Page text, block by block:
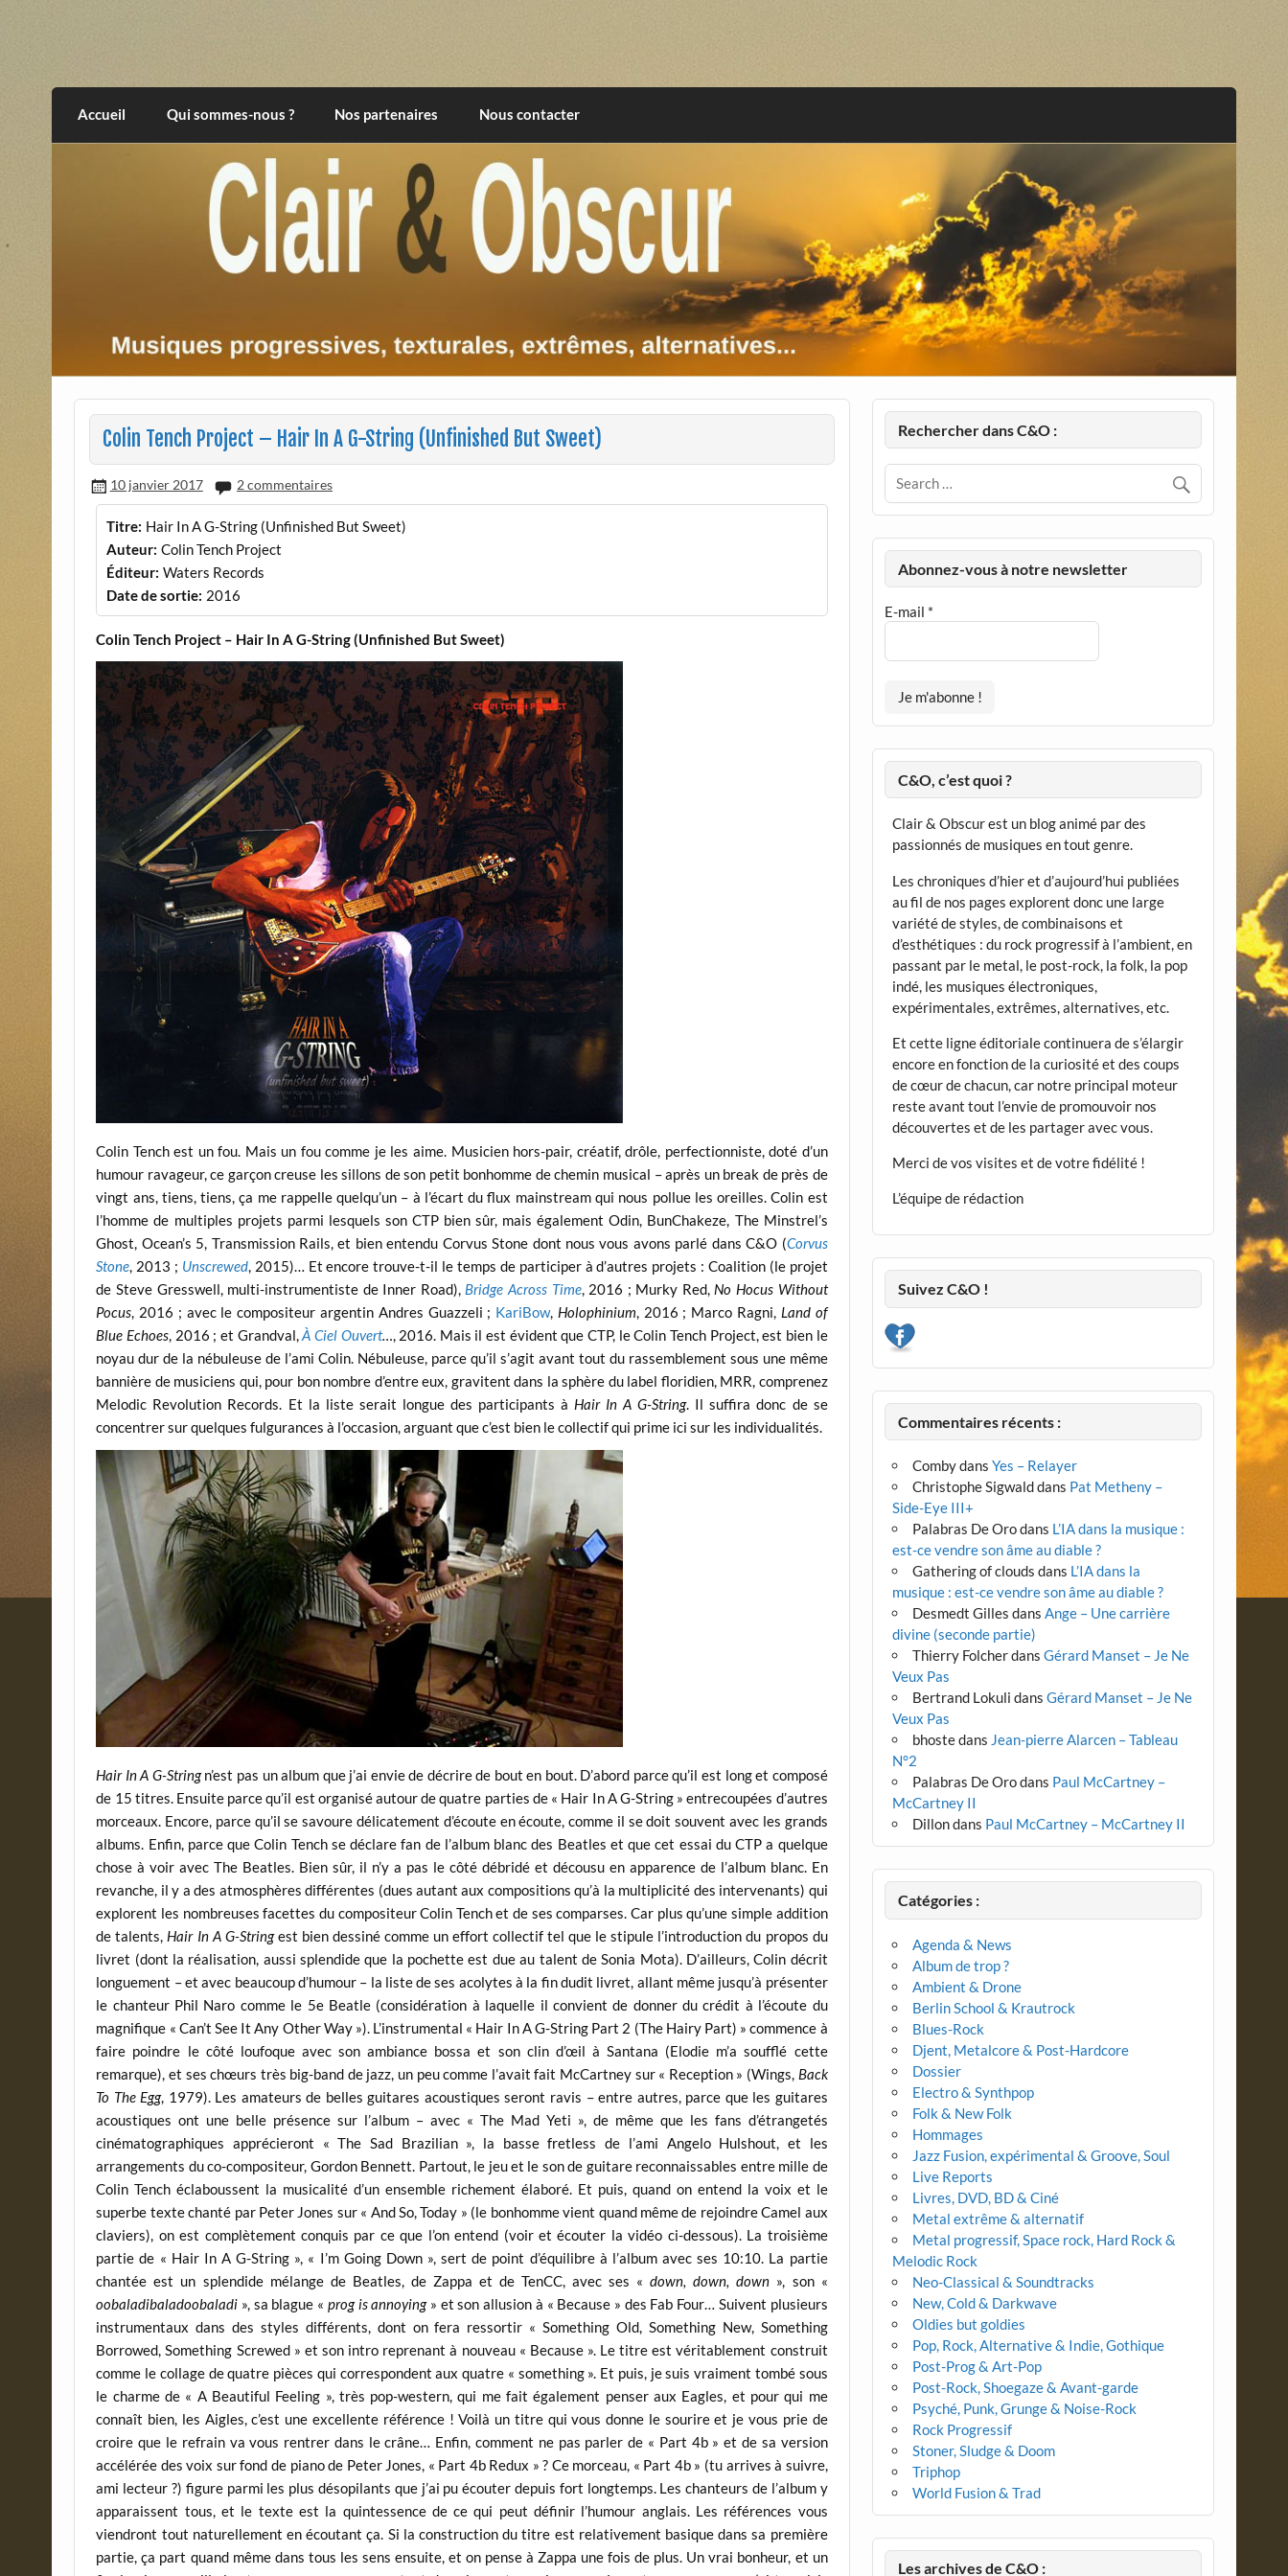
Clair et Obscur
Accueil Qui sommes-nous ? Nos partenaires Nous contacter
Colin Tench Project – Hair In A G-String (Unfinished But Sweet)
10 janvier 2017 2 commentaires
Titre: Hair In A G-String (Unfinished But Sweet)
Auteur: Colin Tench Project
Éditeur: Waters Records
Date de sortie: 2016
Colin Tench Project – Hair In A G-String (Unfinished But Sweet)
Colin Tench est un fou. Mais un fou comme je les aime. Musicien hors-pair, créatif, drôle, perfectionniste, doté d’un
humour ravageur, ce garçon creuse les sillons de son petit bonhomme de chemin musical – après un break de près de
vingt ans, tiens, tiens, ça me rappelle quelqu’un – à l’écart du flux mainstream qui nous pollue les oreilles. Colin est
l’homme de multiples projets parmi lesquels son CTP bien sûr, mais également Odin, BunChakeze, The Minstrel’s
Ghost, Ocean’s 5, Transmission Rails, et bien entendu Corvus Stone dont nous vous avons parlé dans C&O (Corvus
Stone, 2013 ; Unscrewed, 2015)… Et encore trouve-t-il le temps de participer à d’autres projets : Coalition (le projet
de Steve Gresswell, multi-instrumentiste de Inner Road), Bridge Across Time, 2016 ; Murky Red, No Hocus Without
Pocus, 2016 ; avec le compositeur argentin Andres Guazzeli ; KariBow, Holophinium, 2016 ; Marco Ragni, Land of
Blue Echoes, 2016 ; et Grandval,À Ciel Ouvert…, 2016. Mais il est évident que CTP, le Colin Tench Project, est bien le
noyau dur de la nébuleuse de l’ami Colin. Nébuleuse, parce qu’il s’agit avant tout du rassemblement sous une même
bannière de musiciens qui, pour bon nombre d’entre eux, gravitent dans la sphère du label floridien, MRR, comprenez
Melodic Revolution Records. Et la liste serait longue des participants à Hair In A G-String. Il suffira donc de se
concentrer sur quelques fulgurances à l’occasion, arguant que c’est bien le collectif qui prime ici sur les individualités.
Hair In A G-Stringn’est pas un album que j’ai envie de décrire de bout en bout. D’abord parce qu’il est long et composé
de 15 titres. Ensuite parce qu’il est organisé autour de quatre parties de « Hair In A G-String » entrecoupées d’autres
morceaux. Encore, parce qu’il se savoure délicatement d’écoute en écoute, comme il se doit souvent avec les grands
albums. Enfin, parce que Colin Tench se déclare fan de l’album blanc des Beatles et que cet essai du CTP a quelque
chose à voir avec The Beatles. Bien sûr, il n’y a pas le côté débridé et décousu en apparence de l’album blanc. En
revanche, il y a des atmosphères différentes (dues autant aux compositions qu’à la multiplicité des intervenants) qui
explorent les nombreuses facettes du compositeur Colin Tench et de ses comparses. Car plus qu’une simple addition
de talents, Hair In A G-Stringest bien dessiné comme un effort collectif tel que le stipule l’introduction du propos du
livret (dont la réalisation, aussi splendide que la pochette est due au talent de Sonia Mota). D’ailleurs, Colin décrit
longuement – et avec beaucoup d’humour – la liste de ses acolytes à la fin dudit livret, allant même jusqu’à présenter
le chanteur Phil Naro comme le 5e Beatle (considération à laquelle il convient de donner du crédit à l’écoute du
magnifique « Can’t See It Any Other Way »). L’instrumental « Hair In A G-String Part 2 (The Hairy Part) » commence à
faire poindre le côté loufoque avec son ambiance bossa et son clin d’œil à Santana (Elodie m’a soufflé cette
remarque), et ses chœurs très big-band de jazz, un peu comme l’avait fait McCartney sur « Reception » (Wings, Back
To The Egg, 1979). Les amateurs de belles guitares acoustiques seront ravis – entre autres, parce que les guitares
acoustiques ont une belle présence sur l’album – avec « The Mad Yeti », de même que les fans d’étrangetés
cinématographiques apprécieront « The Sad Brazilian », la basse fretless de l’ami Angelo Hulshout, et les
arrangements du co-compositeur, Gordon Bennett. Partout, le jeu et le son de guitare reconnaissables entre mille de
Colin Tench éclaboussent la musicalité d’un ensemble richement élaboré. Et puis, quand on entend la voix et le
superbe texte chanté par Peter Jones sur « And So, Today » (le bonhomme vient quand même de rejoindre Camel aux
claviers), on est complètement conquis par ce que l’on entend (voir et écouter la vidéo ci-dessous). La troisième
partie de « Hair In A G-String », « I’m Going Down », sert de point d’équilibre à l’album avec ses 10:10. La partie
chantée est un splendide mélange de Beatles, de Zappa et de TenCC, avec ses «down, down, down », son «
oobaladibaladoobaladi », sa blague « prog is annoying» et son allusion à « Because » des Fab Four… Suivent plusieurs
instrumentaux dans des styles différents, dont on fera ressortir « Something Old, Something New, Something
Borrowed, Something Screwed » et son intro reprenant à nouveau « Because ». Le titre est véritablement construit
comme le collage de quatre pièces qui correspondent aux quatre « something ». Et puis, je suis vraiment tombé sous
le charme de « A Beautiful Feeling », très pop-western, qui me fait également penser aux Eagles, et pour qui me
connaît bien, les Aigles, c’est une excellente référence ! Voilà un titre qui vous donne le sourire et je vous prie de
croire que le refrain va vous rentrer dans le crâne… Enfin, comment ne pas parler de « Part 4b » et de sa version
accélérée des voix sur fond de piano de Peter Jones, « Part 4b Redux » ? Ce morceau, « Part 4b » (tu arrives à suivre,
ami lecteur ?) figure parmi les plus désopilants que j’ai pu écouter depuis fort longtemps. Les chanteurs de l’album y
apparaissent tous, et le texte est la quintessence de ce qui peut définir l’humour anglais. Les références vous
viendront tout naturellement en écoutant ça. Si la construction du titre est relativement basique dans sa première
partie, ça part quand même dans tous les sens ensuite, et on pense à Zappa une fois de plus. Un vrai bonheur, et un
Rechercher dans C&O :
Abonnez-vous à notre newsletter
E-mail *
C&O, c’est quoi ?
Clair & Obscur est un blog animé par des
passionnés de musiques en tout genre.
Les chroniques d’hier et d’aujourd’hui publiées
au fil de nos pages explorent donc une large
variété de styles, de combinaisons et
d’esthétiques : du rock progressif à l’ambient, en
passant par le metal, le post-rock, la folk, la pop
indé, les musiques électroniques,
expérimentales, extrêmes, alternatives, etc.
Et cette ligne éditoriale continuera de s’élargir
encore en fonction de la curiosité et des coups
de cœur de chacun, car notre principal moteur
reste avant tout l’envie de promouvoir nos
découvertes et de les partager avec vous.
Merci de vos visites et de votre fidélité !
L’équipe de rédaction
Suivez C&O !
Commentaires récents :
CombydansYes – Relayer
Christophe Sigwalddans Pat Metheny –
Side-Eye III+
Palabras De Orodans L’IA dans la musique :
est-ce vendre son âme au diable ?
Gathering of clouds dans L’IA dans la
musique : est-ce vendre son âme au diable ?
Desmedt Gilles dansAnge – Une carrière
divine (seconde partie)
Thierry FolcherdansGérard Manset – Je Ne
Veux Pas
Bertrand Lokuli dansGérard Manset – Je Ne
Veux Pas
bhostedans Jean-pierre Alarcen – Tableau
N°2
Palabras De Orodans Paul McCartney –
McCartney II
Dillondans Paul McCartney – McCartney II
Catégories :
Agenda & News
Album de trop ?
Ambient & Drone
Berlin School & Krautrock
Blues-Rock
Djent, Metalcore & Post-Hardcore
Dossier
Electro & Synthpop
Folk & New Folk
Hommages
Jazz Fusion, expérimental & Groove, Soul
Live Reports
Livres, DVD, BD & Ciné
Metal extrême & alternatif
Metal progressif, Space rock, Hard Rock &
Melodic Rock
Neo-Classical & Soundtracks
New, Cold & Darkwave
Oldies but goldies
Pop, Rock, Alternative & Indie, Gothique
Post-Prog & Art-Pop
Post-Rock, Shoegaze & Avant-garde
Psyché, Punk, Grunge & Noise-Rock
Rock Progressif
Stoner, Sludge & Doom
Triphop
World Fusion & Trad
Les archives de C&O :